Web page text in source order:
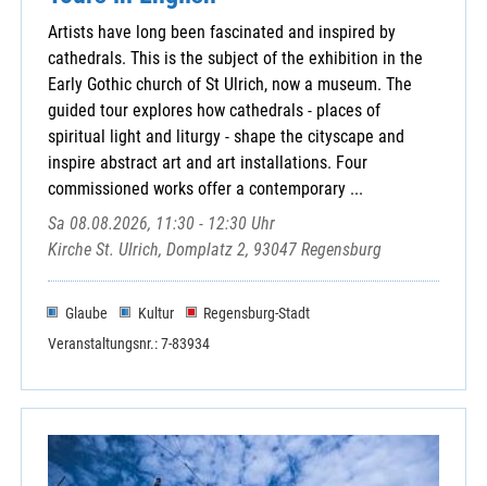
Artists have long been fascinated and inspired by
cathedrals. This is the subject of the exhibition in the
Early Gothic church of St Ulrich, now a museum. The
guided tour explores how cathedrals - places of
spiritual light and liturgy - shape the cityscape and
inspire abstract art and art installations. Four
commissioned works offer a contemporary ...
Sa 08.08.2026, 11:30 - 12:30 Uhr
Kirche St. Ulrich, Domplatz 2, 93047 Regensburg
Glaube Kultur
Regensburg-Stadt
Veranstaltungsnr.: 7-83934